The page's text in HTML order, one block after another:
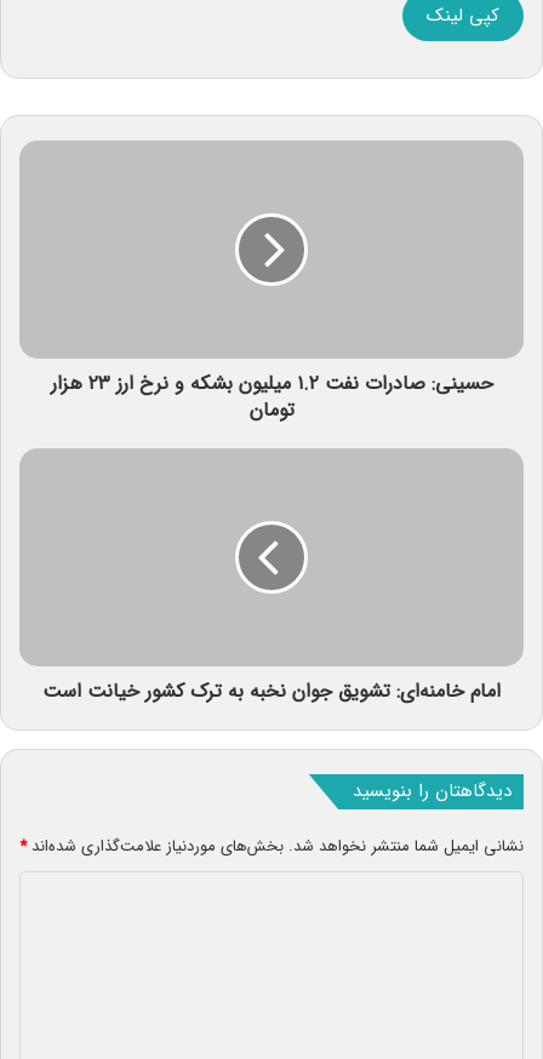
کپی لینک
حسینی: صادرات نفت ۱.۲ میلیون بشکه و نرخ ارز ۲۳ هزار
تومان
امام خامنه‌‌ای: تشویق جوان نخبه به ترک کشور خیانت است
دیدگاهتان را بنویسید
نشانی ایمیل شما منتشر نخواهد شد. بخش‌های موردنیاز علامت‌گذاری شده‌اند*